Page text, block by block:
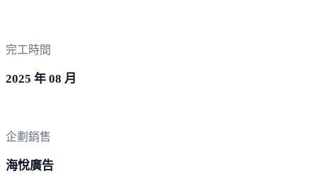
完工時間
2025 年 08 月
企劃銷售
海悅廣告